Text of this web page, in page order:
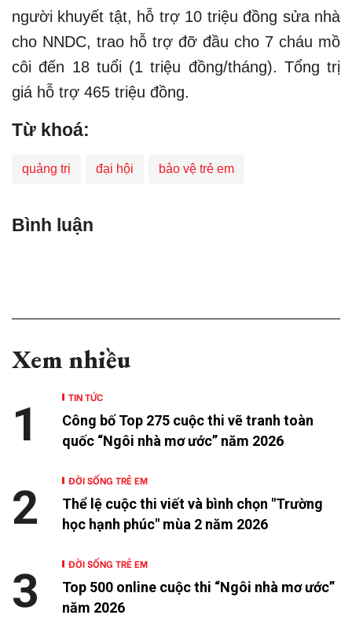
người khuyết tật, hỗ trợ 10 triệu đồng sửa nhà
cho NNDC, trao hỗ trợ đỡ đầu cho 7 cháu mồ
côi đến 18 tuổi (1 triệu đồng/tháng). Tổng trị
giá hỗ trợ 465 triệu đồng.
Từ khoá:
quảng trị đại hội bảo vệ trẻ em
Bình luận
Xem nhiều
TIN TỨC
Công bố Top 275 cuộc thi vẽ tranh toàn
quốc “Ngôi nhà mơ ước” năm 2026
1
ĐỜI SỐNG TRẺ EM
Thể lệ cuộc thi viết và bình chọn "Trường
học hạnh phúc" mùa 2 năm 2026
2
ĐỜI SỐNG TRẺ EM
Top 500 online cuộc thi “Ngôi nhà mơ ước”
năm 2026
3